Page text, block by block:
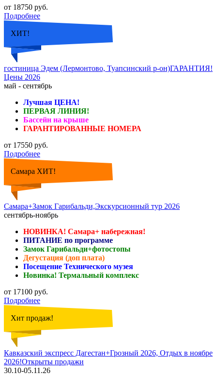
от 18750 руб.
Подробнее
ХИТ!
гостиница Эдем (Лермонтово, Туапсинский р-он)ГАРАНТИЯ!
Цены 2026
май - сентябрь
Лучшая ЦЕНА!
ПЕРВАЯ ЛИНИЯ!
Бассейн на крыше
ГАРАНТИРОВАННЫЕ НОМЕРА
от 17550 руб.
Подробнее
Самара ХИТ!
Самара+Замок Гарибальди,Экскурсионный тур 2026
сентябрь-ноябрь
НОВИНКА! Самара+ набережная!
ПИТАНИЕ по программе
Замок Гарибальди+фотостопы
Дегустация (доп плата)
Посещение Технического музея
Новинка! Термальный комплекс
от 17100 руб.
Подробнее
Хит продаж!
Кавказский экспресс Дагестан+Грозный 2026, Отдых в ноябре
2026!Открыты продажи
30.10-05.11.26